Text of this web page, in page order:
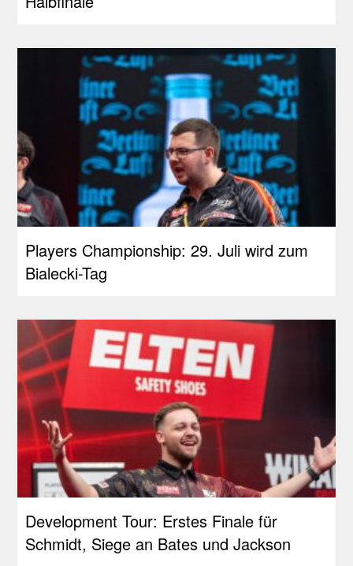
Players Championship: 29. Juli wird zum
Bialecki-Tag
Development Tour: Erstes Finale für
Schmidt, Siege an Bates und Jackson